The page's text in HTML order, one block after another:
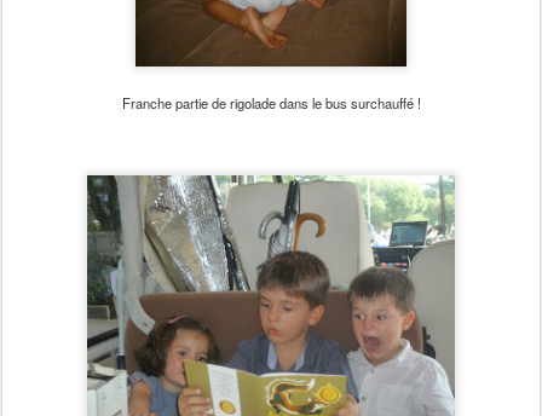
Franche partie de rigolade dans le bus surchauffé !